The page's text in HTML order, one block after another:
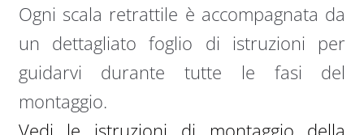
Ogni scala retrattile è accompagnata da
un dettagliato foglio di istruzioni per
guidarvi durante tutte le fasi del
montaggio.